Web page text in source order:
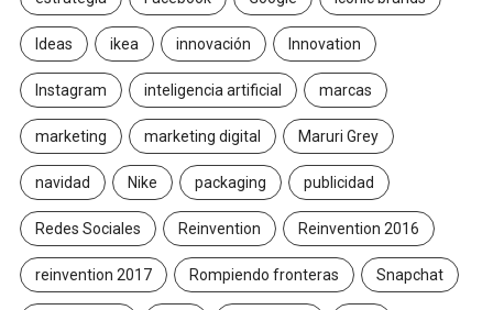
Ideas ikea innovación Innovation
Instagram inteligencia artificial marcas
marketing marketing digital Maruri Grey
navidad Nike packaging publicidad
Redes Sociales Reinvention Reinvention 2016
reinvention 2017 Rompiendo fronteras Snapchat